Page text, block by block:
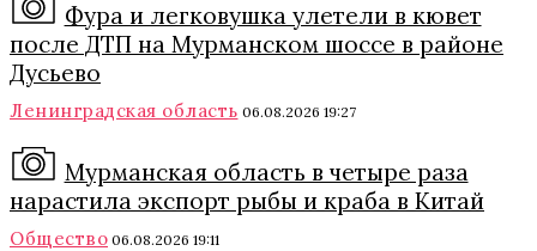
Фура и легковушка улетели в кювет
после ДТП на Мурманском шоссе в районе
Дусьево
Ленинградская область 06.08.2026 19:27
Мурманская область в четыре раза
нарастила экспорт рыбы и краба в Китай
Общество 06.08.2026 19:11